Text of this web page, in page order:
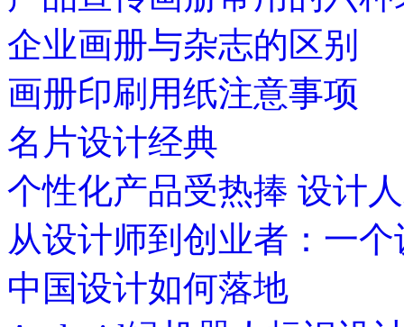
企业画册与杂志的区别
画册印刷用纸注意事项
名片设计经典
个性化产品受热捧 设计
从设计师到创业者：一
中国设计如何落地